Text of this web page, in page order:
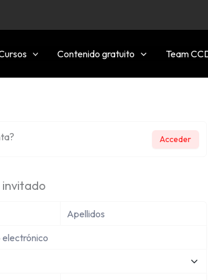
Contenido gratuito Team
Acceder